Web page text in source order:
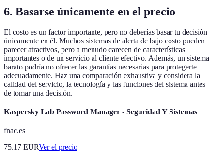
6. Basarse únicamente en el precio
El costo es un factor importante, pero no deberías basar tu decisión
únicamente en él. Muchos sistemas de alerta de bajo costo pueden
parecer atractivos, pero a menudo carecen de características
importantes o de un servicio al cliente efectivo. Además, un sistema
barato podría no ofrecer las garantías necesarias para protegerte
adecuadamente. Haz una comparación exhaustiva y considera la
calidad del servicio, la tecnología y las funciones del sistema antes
de tomar una decisión.
Kaspersky Lab Password Manager - Seguridad Y Sistemas
fnac.es
75.17 EURVer el precio